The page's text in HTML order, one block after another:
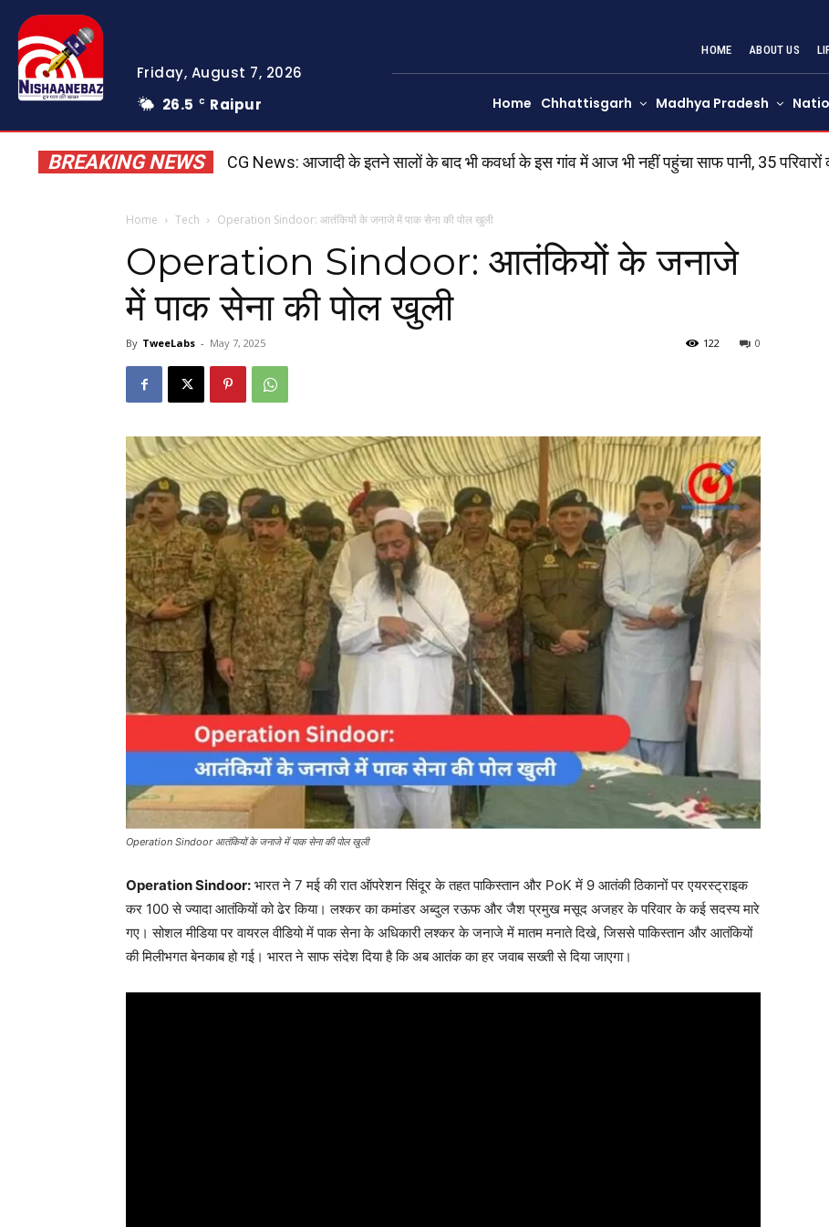
Friday, August 7, 2026
26.5
C Raipur
HOME ABOUT US
Home Chhattisgarh Madhya Pradesh
BREAKING NEWS CG News: आजादी के इतने सालों के बाद भी कवर्धा के इस गांव में आज भी नहीं पहुंचा साफ पानी, 35 परिवारों
Home Tech Operation Sindoor: आतंकियों के जनाजे में पाक सेना की पोल खुली
Operation Sindoor: आतंकियों के जनाजे
में पाक सेना की पोल खुली
By TweeLabs - May 7, 2025 0
122
Operation Sindoor आतंकियों के जनाजे में पाक सेना की पोल खुली
Operation Sindoor: भारत ने 7 मई की रात ऑपरेशन सिंदूर के तहत पाकिस्तान और PoK में 9 आतंकी ठिकानों पर एयरस्ट्राइक
कर 100 से ज्यादा आतंकियों को ढेर किया। लश्कर का कमांडर अब्दुल रऊफ और जैश प्रमुख मसूद अजहर के परिवार के कई सदस्य मारे
गए। सोशल मीडिया पर वायरल वीडियो में पाक सेना के अधिकारी लश्कर के जनाजे में मातम मनाते दिखे, जिससे पाकिस्तान और आतंकियों
की मिलीभगत बेनकाब हो गई। भारत ने साफ संदेश दिया है कि अब आतंक का हर जवाब सख्ती से दिया जाएगा।